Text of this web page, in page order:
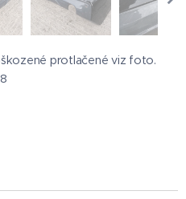
protlačené viz foto.